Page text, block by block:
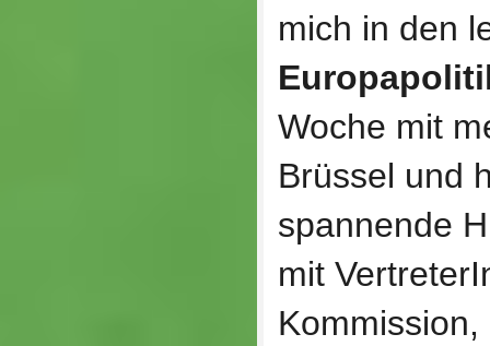
mich in den
Woche mit
Brüssel und
spannende
mit